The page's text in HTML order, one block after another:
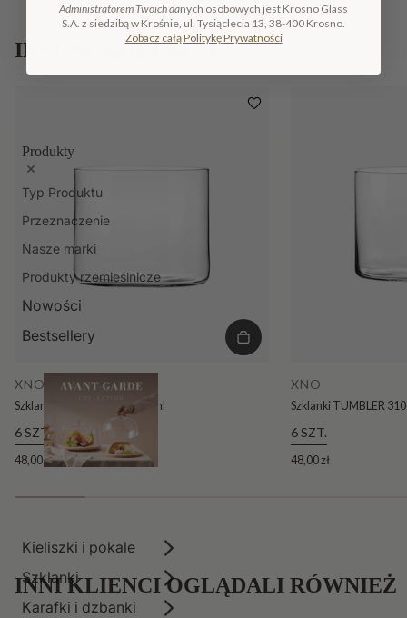
Produkty
Typ Produktu
Przeznaczenie
Nasze marki
Produkty rzemieślnicze
Nowości
Bestsellery
Kieliszki i pokale
Szklanki
Karafki i dzbanki
INNE W KOLEKCJI
XNO
Szklanki TUMBLER 390 390 ml
6 SZT.
48,00 zł
XNO
Szklanki TUMBLER
6 SZT.
48,00 zł
INNI KLIENCI OGLĄDALI RÓWNIEŻ
Administratorem Twoich danych osobowych jest Krosno Glass
S.A. z siedzibą w Krośnie, ul. Tysiąclecia 13, 38-400 Krosno.
Zobacz całą Politykę Prywatności